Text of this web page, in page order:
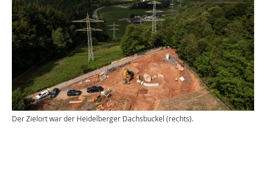
Der Zielort war der Heidelberger Dachsbuckel (rechts).